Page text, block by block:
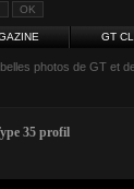
GT
photos de GT et
35 profil